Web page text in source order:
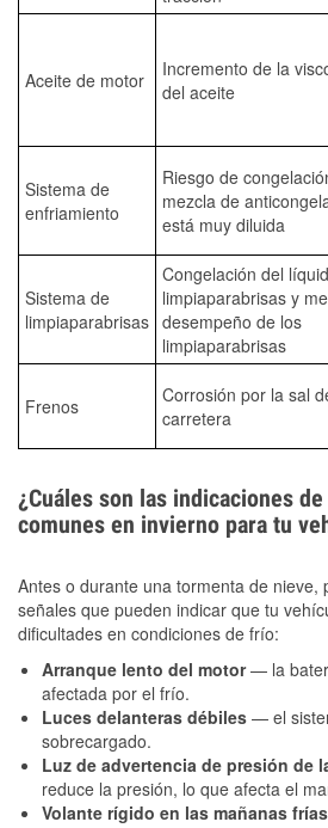
Aceite de motor
Incremento de la
del aceite
Sistema de
enfriamiento
Riesgo de
mezcla de
está muy diluida
Sistema de
limpiaparabrisas
Congelación del
limpiaparabrisas y
desempeño de los
limpiaparabrisas
Frenos
Corrosión por la sal
carretera
¿Cuáles son las indicaciones
comunes en invierno para tu
Antes o durante una tormenta de nieve,
señales que pueden indicar que tu
dificultades en condiciones de frío:
Arranque lento del motor— la
afectada por el frío.
Luces delanteras débiles — el
sobrecargado.
Luz de advertencia de presión de
reduce la presión, lo que afecta el
Volante rígido en las mañanas frías